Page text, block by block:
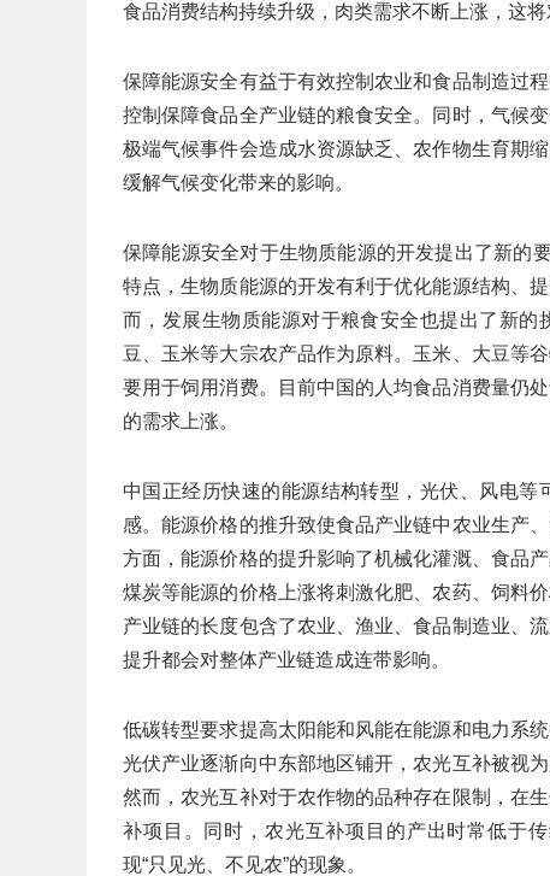
食品消费结构持续升级，肉类需求不断上涨，这将
保障能源安全有益于有效控制农业和食品制造过
控制保障食品全产业链的粮食安全。同时，气候
极端气候事件会造成水资源缺乏、农作物生育期
缓解气候变化带来的影响。
保障能源安全对于生物质能源的开发提出了新的
特点，生物质能源的开发有利于优化能源结构、
而，发展生物质能源对于粮食安全也提出了新
豆、玉米等大宗农产品作为原料。玉米、大豆等
要用于饲用消费。目前中国的人均食品消费量仍
的需求上涨。
中国正经历快速的能源结构转型，光伏、风电
感。能源价格的推升致使食品产业链中农业生产
方面，能源价格的提升影响了机械化灌溉、食品
煤炭等能源的价格上涨将刺激化肥、农药、饲料
产业链的长度包含了农业、渔业、食品制造业、
提升都会对整体产业链造成连带影响。
低碳转型要求提高太阳能和风能在能源和电力系
光伏产业逐渐向中东部地区铺开，农光互补被视
然而，农光互补对于农作物的品种存在限制，在
补项目。同时，农光互补项目的产出时常低于
现“只见光、不见农”的现象。